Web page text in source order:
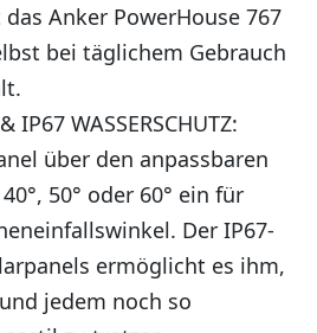
Anker PowerHouse 767
bei täglichem Gebrauch
IP67 WASSERSCHUTZ:
über den anpassbaren
50° oder 60° ein für
Der IP67-
ermöglicht es ihm,
jedem noch so